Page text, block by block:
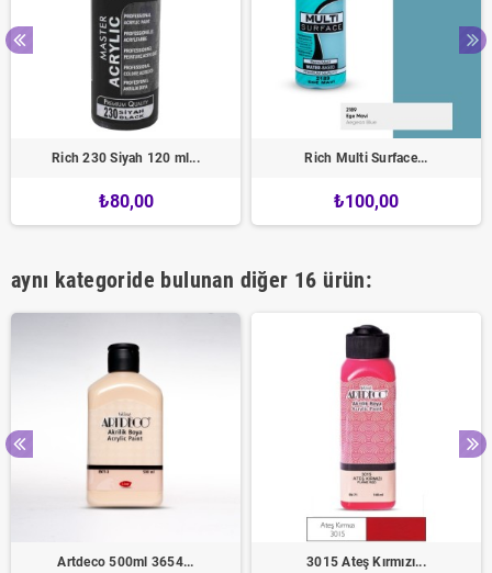
Rich 230 Siyah 120 ml...
₺80,00
Rich Multi Surface...
₺100,00
aynı kategoride bulunan diğer 16 ürün:
Artdeco 500ml 3654... 3015 Ateş Kırmızı...